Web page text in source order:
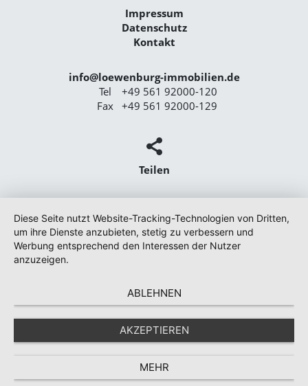
Impressum
Datenschutz
Kontakt
info@loewenburg-immobilien.de
Tel
+49 561 92000-120
Fax
+49 561 92000-129
Teilen
Diese Seite nutzt Website-Tracking-Technologien von Dritten,
um ihre Dienste anzubieten, stetig zu verbessern und
Werbung entsprechend den Interessen der Nutzer
anzuzeigen.
ABLEHNEN
AKZEPTIEREN
MEHR